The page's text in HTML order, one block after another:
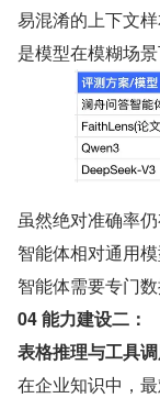
易混淆的上下文
是模型在模糊场景
虽然绝对准确率
智能体相对通用
智能体需要专门数
04 能力建设二：
表格推理与工具
在企业知识中，